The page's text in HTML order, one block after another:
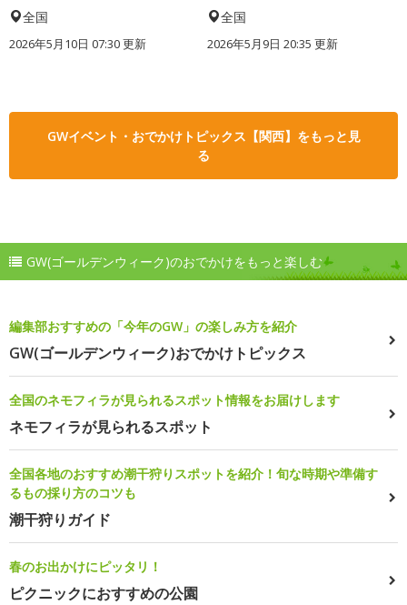
全国
2026年5月10日 07:30 更新
全国
2026年5月9日 20:35 更新
GWイベント・おでかけトピックス【関西】をもっと見
る
GW(ゴールデンウィーク)のおでかけをもっと楽しむ
編集部おすすめの「今年のGW」の楽しみ方を紹介
GW(ゴールデンウィーク)おでかけトピックス
全国のネモフィラが見られるスポット情報をお届けします
ネモフィラが見られるスポット
全国各地のおすすめ潮干狩りスポットを紹介！旬な時期や準備す
るもの採り方のコツも
潮干狩りガイド
春のお出かけにピッタリ！
ピクニックにおすすめの公園